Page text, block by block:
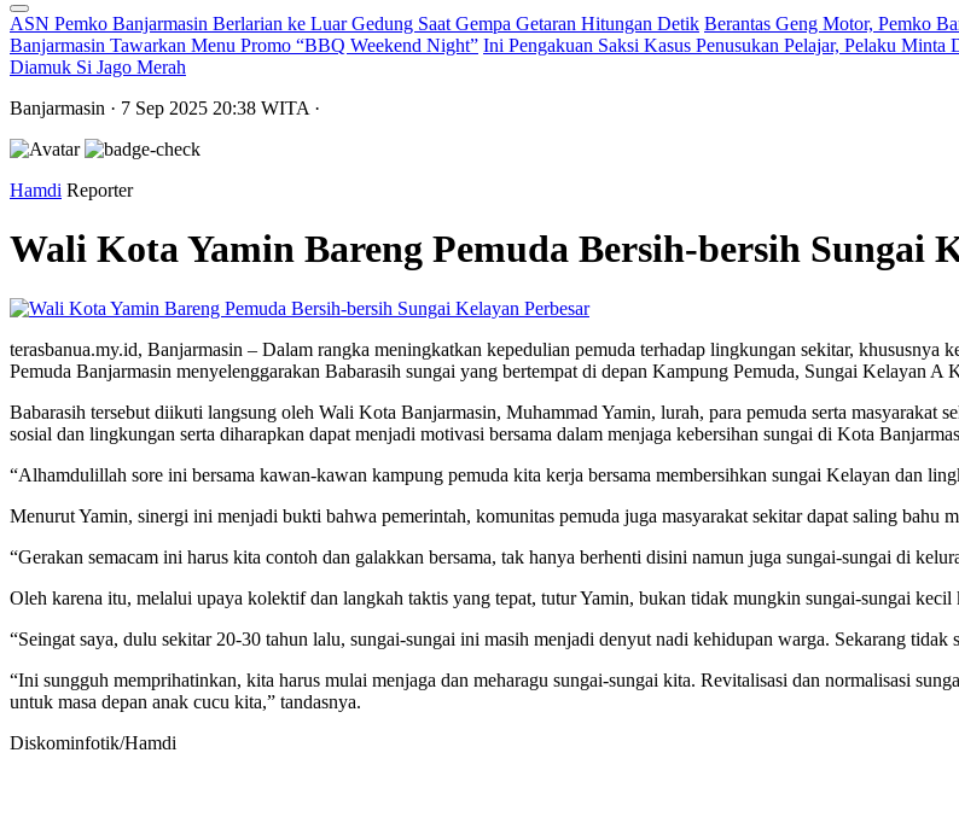
ASN Pemko Banjarmasin Berlarian ke Luar Gedung Saat Gempa Getaran Hitungan Detik Berantas Geng Motor, Pemko
Banjarmasin Tawarkan Menu Promo “BBQ Weekend Night” Ini Pengakuan Saksi Kasus Penusukan Pelajar, Pelaku
Diamuk Si Jago Merah
Banjarmasin · 7 Sep 2025 20:38 WITA ·
Hamdi Reporter
Wali Kota Yamin Bareng Pemuda Bersih-bersih Sungai
Perbesar
terasbanua.my.id, Banjarmasin – Dalam rangka meningkatkan kepedulian pemuda terhadap lingkungan sekitar, khususnya
Pemuda Banjarmasin menyelenggarakan Babarasih sungai yang bertempat di depan Kampung Pemuda, Sungai Kelayan A
Babarasih tersebut diikuti langsung oleh Wali Kota Banjarmasin, Muhammad Yamin, lurah, para pemuda serta masyarakat
sosial dan lingkungan serta diharapkan dapat menjadi motivasi bersama dalam menjaga kebersihan sungai di Kota
“Alhamdulillah sore ini bersama kawan-kawan kampung pemuda kita kerja bersama membersihkan sungai Kelayan dan
Menurut Yamin, sinergi ini menjadi bukti bahwa pemerintah, komunitas pemuda juga masyarakat sekitar dapat saling bahu
“Gerakan semacam ini harus kita contoh dan galakkan bersama, tak hanya berhenti disini namun juga sungai-sungai di
Oleh karena itu, melalui upaya kolektif dan langkah taktis yang tepat, tutur Yamin, bukan tidak mungkin sungai-sungai
“Seingat saya, dulu sekitar 20-30 tahun lalu, sungai-sungai ini masih menjadi denyut nadi kehidupan warga. Sekarang tidak
“Ini sungguh memprihatinkan, kita harus mulai menjaga dan meharagu sungai-sungai kita. Revitalisasi dan normalisasi
untuk masa depan anak cucu kita,” tandasnya.
Diskominfotik/Hamdi